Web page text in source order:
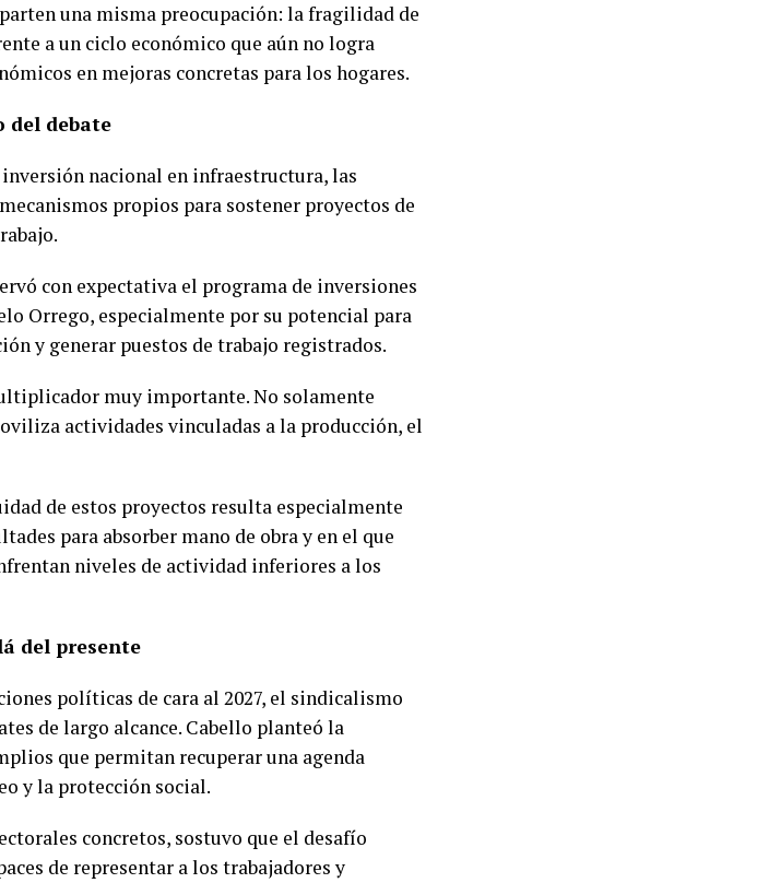
una misma preocupación: la fragilidad de
a un ciclo económico que aún no logra
en mejoras concretas para los hogares.
del debate
nacional en infraestructura, las
propios para sostener proyectos de
con expectativa el programa de inversiones
Orrego, especialmente por su potencial para
y generar puestos de trabajo registrados.
muy importante. No solamente
actividades vinculadas a la producción, el
de estos proyectos resulta especialmente
para absorber mano de obra y en el que
niveles de actividad inferiores a los
del presente
políticas de cara al 2027, el sindicalismo
de largo alcance. Cabello planteó la
que permitan recuperar una agenda
y la protección social.
concretos, sostuvo que el desafío
de representar a los trabajadores y